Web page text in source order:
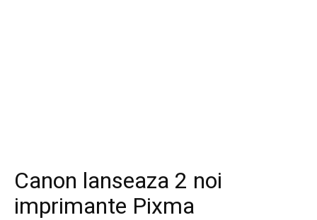
Canon lanseaza 2 noi
imprimante Pixma